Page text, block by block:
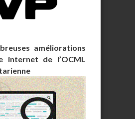
améliorations
internet de l’OCML